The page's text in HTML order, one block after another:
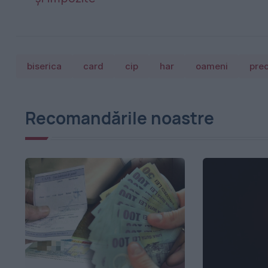
biserica card cip har oameni
Recomandările noastre